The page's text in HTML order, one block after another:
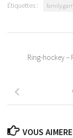
Étiquettes : family
Ring-hockey –
VOUS